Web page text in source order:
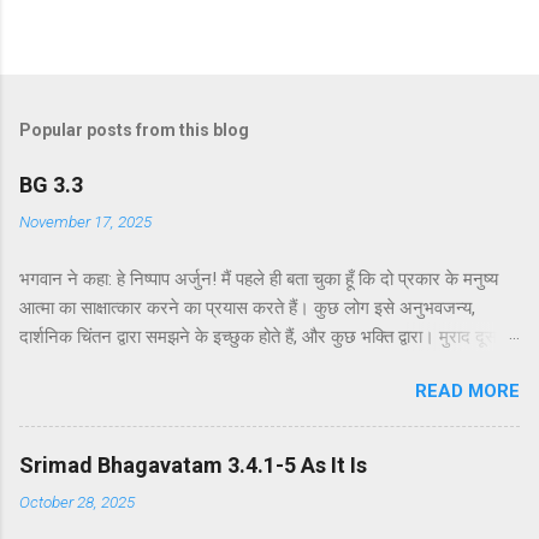
Popular posts from this blog
BG 3.3
November 17, 2025
भगवान ने कहा: हे निष्पाप अर्जुन! मैं पहले ही बता चुका हूँ कि दो प्रकार के मनुष्य
आत्मा का साक्षात्कार करने का प्रयास करते हैं। कुछ लोग इसे अनुभवजन्य,
दार्शनिक चिंतन द्वारा समझने के इच्छुक होते हैं, और कुछ भक्ति द्वारा। मुराद दूसरे
कर्मयोग या बुद्धियोग। इस श्लोक में भगवान इसे और भी स्पष्ट रूप से समझाते हैं।
सांख्ययोग, अर्थात् आत्मा और पदार्थ की प्रकृति का विश्लेषणात्मक अध्ययन, उन
लोगों के लिए विषय है जो प्रयोगात्मक ज्ञान और दर्शन द्वारा अनुमान लगाने और
समझने के इच्छुक हैं। दूसरे वर्ग के लोग कृष्णभावनामृत में कर्म करते हैं, जैसा कि
दूसरे अध्याय के इकसठवें श्लोक में बताया गया है। भगवान ने उनतीसवें श्लोक में भी
READ MORE
Srimad Bhagavatam 3.4.1-5 As It Is
October 28, 2025